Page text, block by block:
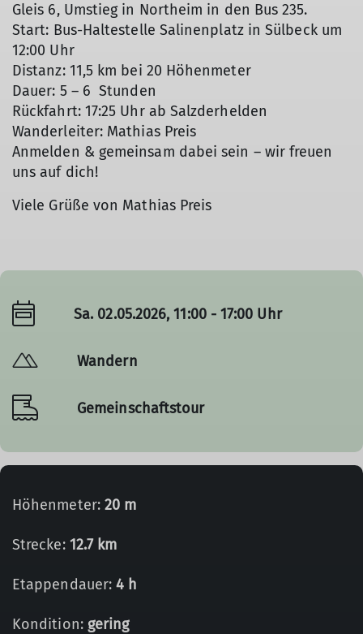
Gleis 6, Umstieg in Northeim in den Bus 235.
Start: Bus-Haltestelle Salinenplatz in Sülbeck um
12:00 Uhr
Distanz: 11,5 km bei 20 Höhenmeter
Dauer: 5 – 6 Stunden
Rückfahrt: 17:25 Uhr ab Salzderhelden
Wanderleiter: Mathias Preis
Anmelden & gemeinsam dabei sein – wir freuen
uns auf dich!
Viele Grüße von Mathias Preis
Sa. 02.05.2026, 11:00 - 17:00 Uhr
Wandern
Gemeinschaftstour
Höhenmeter: 20 m
Strecke: 12.7 km
Etappendauer:4 h
Kondition: gering